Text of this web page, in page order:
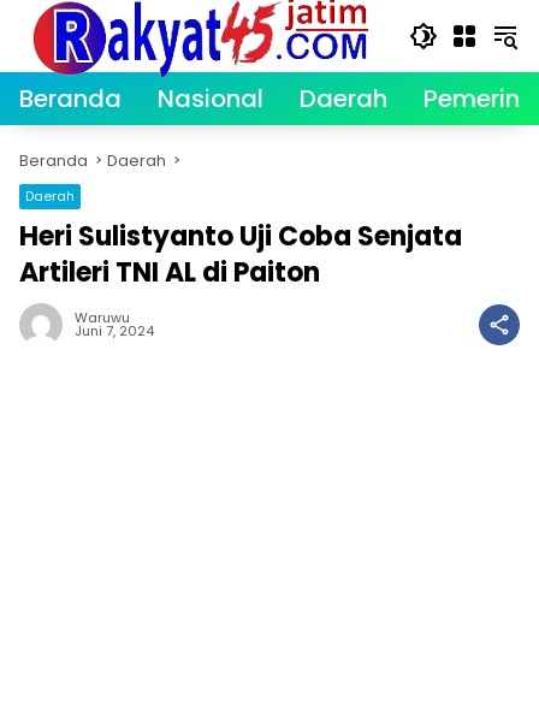
Langsung
konten
Beranda Nasional Daerah
Beranda Daerah
Daerah
Heri Sulistyanto Uji Coba Senjata
Artileri TNI AL di Paiton
Waruwu
Juni 7, 2024